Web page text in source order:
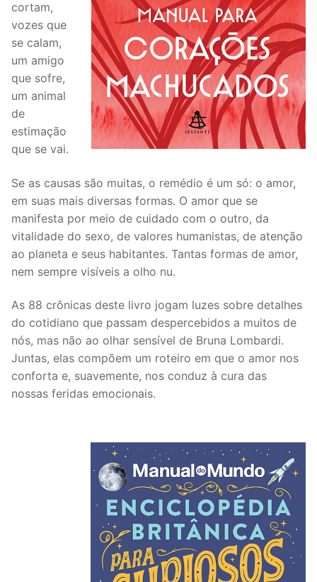
cortam,
vozes que
se calam,
um amigo
que sofre,
um animal
de
estimação
que se vai.
Se as causas são muitas, o remédio é um só: o amor,
em suas mais diversas formas. O amor que se
manifesta por meio de cuidado com o outro, da
vitalidade do sexo, de valores humanistas, de atenção
ao planeta e seus habitantes. Tantas formas de amor,
nem sempre visíveis a olho nu.
As 88 crônicas deste livro jogam luzes sobre detalhes
do cotidiano que passam despercebidos a muitos de
nós, mas não ao olhar sensível de Bruna Lombardi.
Juntas, elas compõem um roteiro em que o amor nos
conforta e, suavemente, nos conduz à cura das
nossas feridas emocionais.